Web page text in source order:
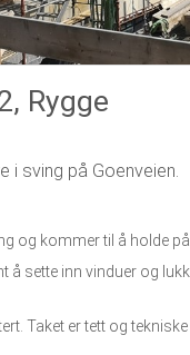
Rygge
i sving på Goenveien.
og kommer til å holde på
å sette inn vinduer og
Taket er tett og